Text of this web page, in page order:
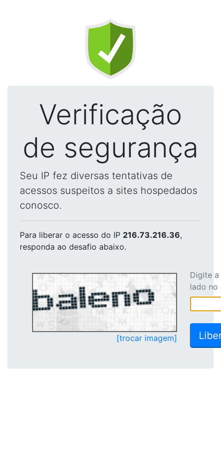
Verificação
de segurança
Seu IP fez diversas tentativas de
acessos suspeitos a sites hospedados
conosco.
Para liberar o acesso do IP 216.73.216.36,
responda ao desafio abaixo.
[trocar imagem]
Digite
lado no